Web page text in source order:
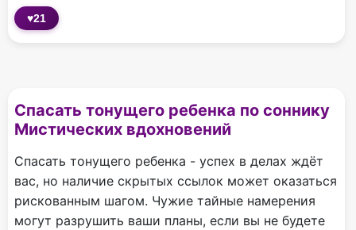
♥21
Спасать тонущего ребенка по соннику
Мистических вдохновений
Спасать тонущего ребенка - успех в делах ждёт
вас, но наличие скрытых ссылок может оказаться
рискованным шагом. Чужие тайные намерения
могут разрушить ваши планы, если вы не будете